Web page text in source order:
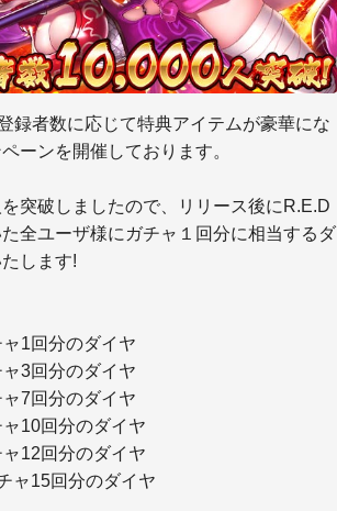
録者数に応じて特典アイテムが豪華にな
ーンを開催しております。
突破しましたので、リリース後にR.E.D
全ユーザ様にガチャ１回分に相当するダ
します!
1回分のダイヤ
3回分のダイヤ
7回分のダイヤ
10回分のダイヤ
12回分のダイヤ
ャ15回分のダイヤ